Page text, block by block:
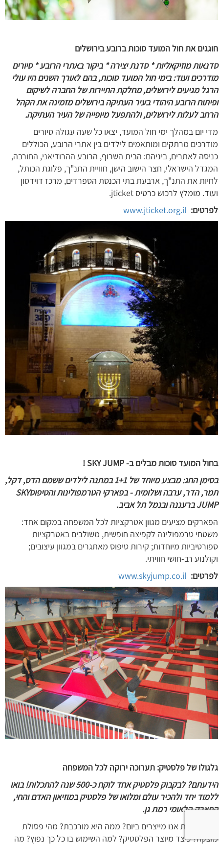
חוגגים את חול המועד סוכות ברובע בירושלים
סדנאות מוזיקאליות * סדנת יצירה * ביקור באתרי הרובע * סיורים
מודרכים ועוד: בימי חול המועד סוכות, בהם לאורך השנים היו עולי
הרגל מגיעים לירושלים, מחלקת התיירות של החברה לשיקום
ופיתוח הרובע היהודי בעיר העתיקה בירושלים מזמינה את הקהל
הרחב לעלות לירושלים, ולהתפעל מיופייה של העיר העתיקה.
מדי יום במהלך ימי חול המועד, יצאו כל שעה עגולה סיורים
מודרכים מרתקים ומותאמים לילדים בין אתרי הרובע, הכוללים
כניסה לאתרים, ביניהם: הבית השרוף, הרובע ההרודיאני, החורבה,
המגדל הישראלי, חצר הישוב הישן, חוויית התנ"ך, פלוגת הכותל,
לחיות את התנ"ך, ארבעת בתי הכנסת הספרדים, מרכז דוידסון
ועוד. מומלץ לרכוש כרטיס jticket.
לפרטים: www.jticket.org.il
בחול המועד סוכות מבלים ב- SKY JUMP !
בסימן החג: מבצע מיוחד של 1+1 במתנה לילדים ששמם הדס, דקל,
תמר, הדר, ערבה ושלומית - בפארקי הטרמפולינות והטיפוסSKY
JUMP ברעננה ובנמל תל אביב.
הפארקים מציעים מגוון אטרקציות לכל המשפחה במקום אחד:
משטחי טרמפולינה לקפיצה חופשית, משולבים באטרקציות
ספורטיביות מיוחדות; קירות טיפוס מאתגרים במגוון עיצובים;
וקולנוע רב-חושי חוויתי.
לפרטים: www.skyjump.co.il
גלגולו של פלסטיק: תערוכה ירוקה לכל המשפחה
הידעתם? לבקבוק פלסטיק אחד לוקח כ-500 שנה להתכלות! בואו
ללמוד יחד ולהכיר עולם ומלואו של פלסטיק במוזיאון האדם והחי,
הפארק הלאומי רמת גן.
כמה פסולת אנו מייצרים ביום? ממה היא מורכבת? מהי פסולת
מוצקה? כיצד מיוצר הפלסטיק? למה השימוש בו כל כך נפוץ? מה